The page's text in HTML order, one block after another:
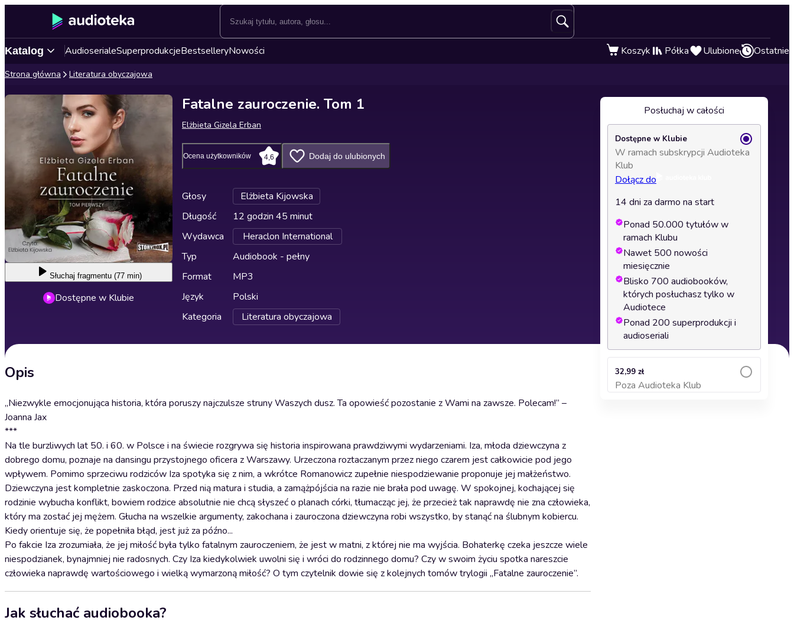
Katalog AudioserialeSuperprodukcjeBestselleryNowości Koszyk Półka Ulubione Ostatnie
Strona główna Literatura obyczajowa
Słuchaj fragmentu (77 min)
Dostępne w Klubie
Fatalne zauroczenie. Tom 1
Elżbieta Gizela Erban
Ocena użytkowników 4,6 Dodaj do ulubionych
Głosy
Elżbieta Kijowska
Długość
12 godzin 45 minut
Wydawca
Heraclon International
Typ
Audiobook - pełny
Format
MP3
Język
Polski
Kategoria
Literatura obyczajowa
Opis
„Niezwykle emocjonująca historia, która poruszy najczulsze struny Waszych dusz. Ta opowieść pozostanie z Wami na zawsze. Polecam!” –
Joanna Jax
***
Na tle burzliwych lat 50. i 60. w Polsce i na świecie rozgrywa się historia inspirowana prawdziwymi wydarzeniami. Iza, młoda dziewczyna z
dobrego domu, poznaje na dansingu przystojnego oficera z Warszawy. Urzeczona roztaczanym przez niego czarem jest całkowicie pod jego
wpływem. Pomimo sprzeciwu rodziców Iza spotyka się z nim, a wkrótce Romanowicz zupełnie niespodziewanie proponuje jej małżeństwo.
Dziewczyna jest kompletnie zaskoczona. Przed nią matura i studia, a zamążpójścia na razie nie brała pod uwagę. W spokojnej, kochającej się
rodzinie wybucha konflikt, bowiem rodzice absolutnie nie chcą słyszeć o planach córki, tłumacząc jej, że przecież tak naprawdę nie zna człowieka,
który ma zostać jej mężem. Głucha na wszelkie argumenty, zakochana i zauroczona dziewczyna robi wszystko, by stanąć na ślubnym kobiercu.
Kiedy orientuje się, że popełniła błąd, jest już za późno...
Po fakcie Iza zrozumiała, że jej miłość była tylko fatalnym zauroczeniem, że jest w matni, z której nie ma wyjścia. Bohaterkę czeka jeszcze wiele
niespodzianek, bynajmniej nie radosnych. Czy Iza kiedykolwiek uwolni się i wróci do rodzinnego domu? Czy w swoim życiu spotka nareszcie
człowieka naprawdę wartościowego i wielką wymarzoną miłość? O tym czytelnik dowie się z kolejnych tomów trylogii „Fatalne zauroczenie”.
Jak słuchać audiobooka?
Posłuchaj w całości
Dostępne w Klubie
W ramach subskrypcji Audioteka
Klub
Dołącz do
14 dni za darmo na start
Ponad 50.000 tytułów w
ramach Klubu
Nawet 500 nowości
miesięcznie
Blisko 700 audiobooków,
których posłuchasz tylko w
Audiotece
Ponad 200 superprodukcji i
audioseriali
32,99 zł
Poza Audioteka Klub
Dodaj do koszyka